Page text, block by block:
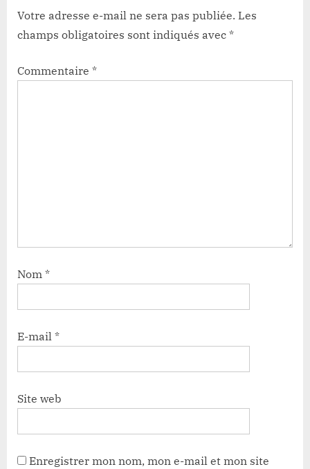
Votre adresse e-mail ne sera pas publiée. Les
champs obligatoires sont indiqués avec *
Commentaire *
Nom *
E-mail *
Site web
Enregistrer mon nom, mon e-mail et mon site